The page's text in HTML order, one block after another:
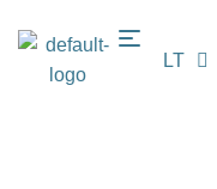
LT
EN